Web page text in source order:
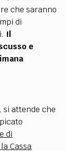
che saranno
di
Il
e
si attende che
di
Cassa